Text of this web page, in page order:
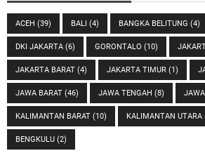
ACEH (39) BALI (4) BANGKA BELITUNG (4)
DKI JAKARTA (6) GORONTALO (10)
JAKARTA BARAT (4) JAKARTA TIMUR (1)
JAWA BARAT (46) JAWA TENGAH (8)
KALIMANTAN BARAT (10) KALIMANTAN UTARA
BENGKULU (2)